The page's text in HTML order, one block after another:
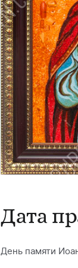
Дата
День памяти